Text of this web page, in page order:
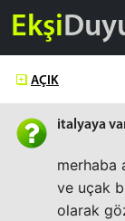
Ekşi
AÇIK
italyaya
merhaba
ve uçak
olarak